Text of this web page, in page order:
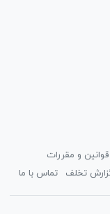
قوانین و مقررات
تخلف تماس با ما